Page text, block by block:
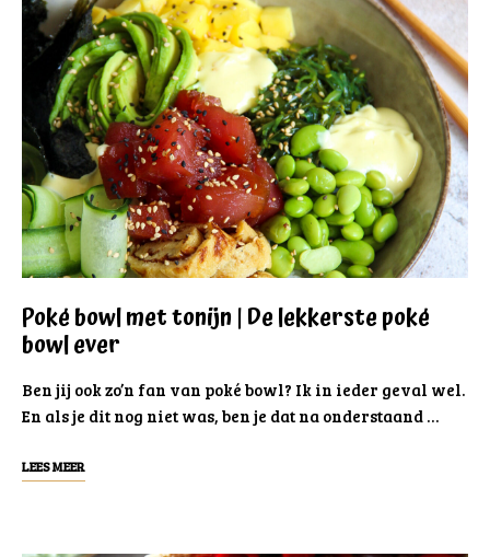
Poké bowl met tonijn | De lekkerste poké
bowl ever
Ben jij ook zo’n fan van poké bowl? Ik in ieder geval wel.
En als je dit nog niet was, ben je dat na onderstaand …
LEES MEER